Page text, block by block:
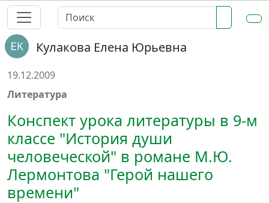
Кулакова Елена Юрьевна
19.12.2009
Литература
Конспект урока литературы в 9-м
классе "История души
человеческой" в романе М.Ю.
Лермонтова "Герой нашего
времени"